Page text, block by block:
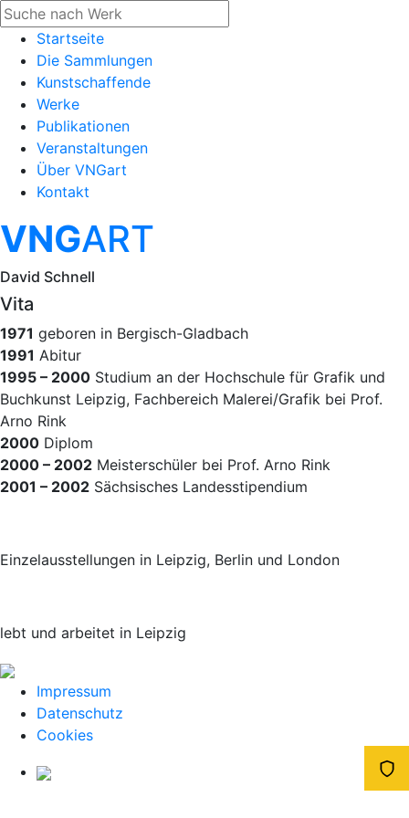
Startseite
Die Sammlungen
Kunstschaffende
Werke
Publikationen
Veranstaltungen
Über VNGart
Kontakt
VNGART
David Schnell
Vita
1971 geboren in Bergisch-Gladbach
1991 Abitur
1995 – 2000 Studium an der Hochschule für Grafik und
Buchkunst Leipzig, Fachbereich Malerei/Grafik bei Prof.
Arno Rink
2000 Diplom
2000 – 2002 Meisterschüler bei Prof. Arno Rink
2001 – 2002 Sächsisches Landesstipendium
Einzelausstellungen in Leipzig, Berlin und London
lebt und arbeitet in Leipzig
Impressum
Datenschutz
Cookies